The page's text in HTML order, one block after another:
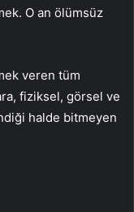
O an ölümsüz
veren tüm
fiziksel, görsel ve
halde bitmeyen